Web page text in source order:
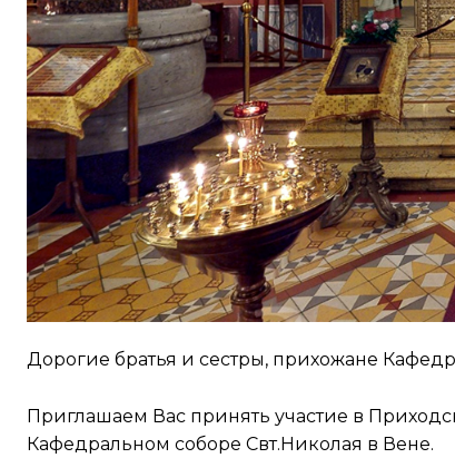
Дорогие братья и сестры, прихожане
Приглашаем Вас принять участие в
Кафедральном соборе Свт.Николая в Вене.